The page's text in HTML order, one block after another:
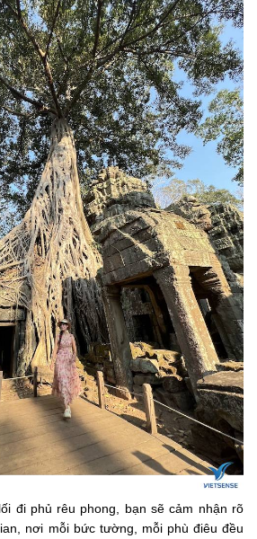
đi phủ rêu phong, bạn sẽ cảm nhận rõ
nơi mỗi bức tường, mỗi phù điêu đều